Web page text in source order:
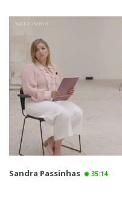
Sandra Passinhas 35:14